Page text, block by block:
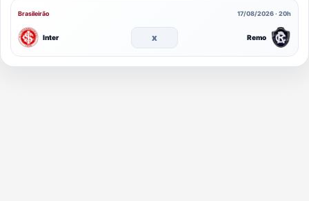
Brasileirão 17/08/2026 · 20h
Inter x Remo